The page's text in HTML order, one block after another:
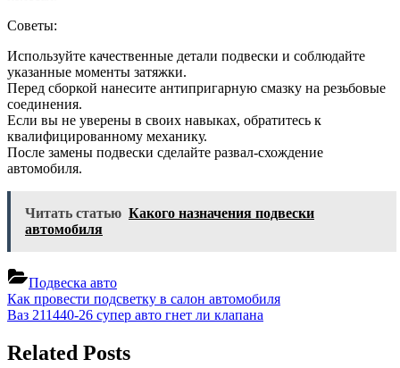
Советы:
Используйте качественные детали подвески и соблюдайте
указанные моменты затяжки.
Перед сборкой нанесите антипригарную смазку на резьбовые
соединения.
Если вы не уверены в своих навыках, обратитесь к
квалифицированному механику.
После замены подвески сделайте развал-схождение
автомобиля.
Читать статью Какого назначения подвески
автомобиля
Подвеска авто
Навигация
по
записям
Previous
Post:
Как провести подсветку в салон автомобиля
Next
Ваз 211440-26 супер авто гнет ли клапана
Related Posts